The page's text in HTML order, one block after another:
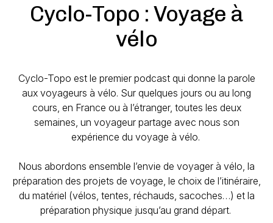
Cyclo-Topo : Voyage à
vélo
Cyclo-Topo est le premier podcast qui donne la parole
aux voyageurs à vélo. Sur quelques jours ou au long
cours, en France ou à l’étranger, toutes les deux
semaines, un voyageur partage avec nous son
expérience du voyage à vélo.
Nous abordons ensemble l’envie de voyager à vélo, la
préparation des projets de voyage, le choix de l’itinéraire,
du matériel (vélos, tentes, réchauds, sacoches…) et la
préparation physique jusqu’au grand départ.